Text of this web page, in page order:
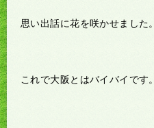
思い出話に花を咲かせました。
これで大阪とはバイバイです。